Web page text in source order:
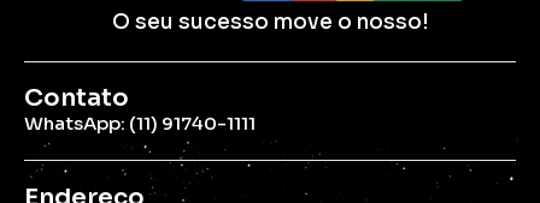
O seu sucesso move o nosso!
Contato
WhatsApp: (11) 91740-1111
Endereço